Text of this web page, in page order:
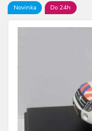
Novinka Do 24h